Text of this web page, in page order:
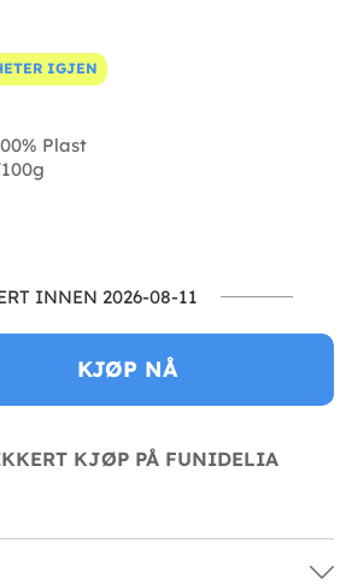
IGJEN
Plast
INNEN 2026-08-11
KJØP NÅ
KJØP PÅ FUNIDELIA